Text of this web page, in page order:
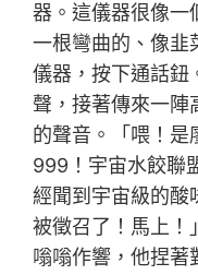
器。這儀器很像一
一根彎曲的、像韭
儀器，按下通話
聲，接著傳來一陣
的聲音。「喂！是
999！宇宙水餃聯
經聞到宇宙級的酸
被徵召了！馬上！
嗡嗡作響，他捏著